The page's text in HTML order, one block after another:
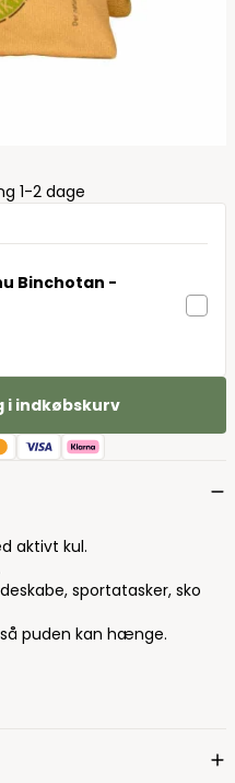
1-2 dage
Binchotan -
i indkøbskurv
aktivt kul.
sportatasker, sko
puden kan hænge.